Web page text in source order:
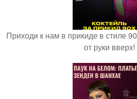
Приходи к нам в прикиде в стиле
от руки вверх!